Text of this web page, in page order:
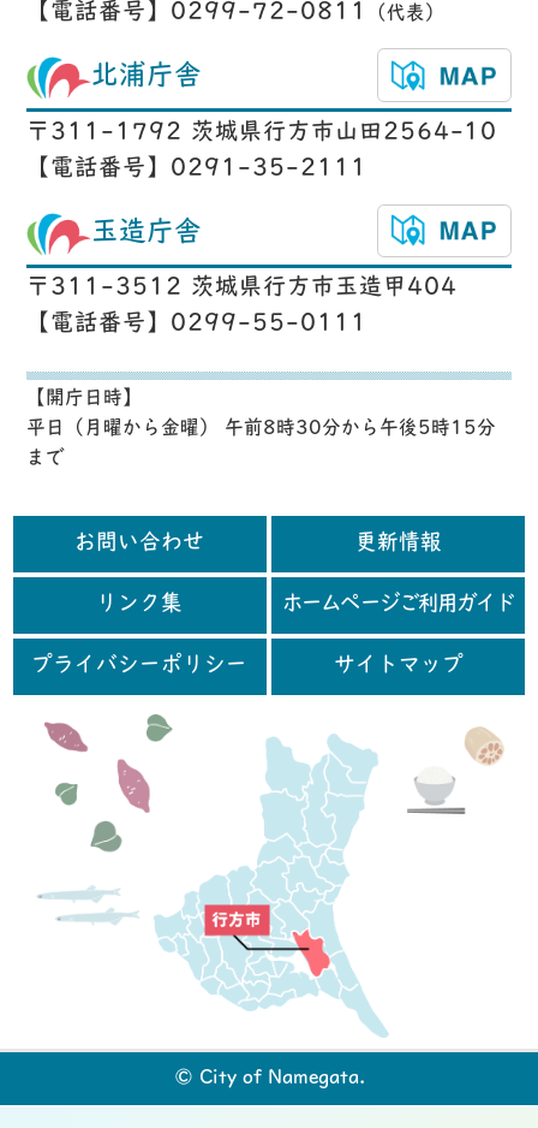
【電話番号】0299-72-0811
（代表）
北浦庁舎
〒311-1792 茨城県行方市山田2564-10
【電話番号】0291-35-2111
玉造庁舎
〒311-3512 茨城県行方市玉造甲404
【電話番号】0299-55-0111
【開庁日時】
平日（月曜から金曜） 午前8時30分から午後5時15分
まで
お問い合わせ 更新情報
リンク集 ホームページご利用ガイド
プライバシーポリシー サイトマップ
© City of Namegata.